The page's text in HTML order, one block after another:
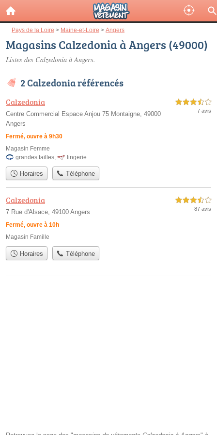
Pays de la Loire > Maine-et-Loire > Angers
Magasins Calzedonia à Angers (49000)
Listes des Calzedonia à Angers.
2 Calzedonia référencés
Calzedonia
Centre Commercial Espace Anjou 75 Montaigne, 49000
Angers
Fermé, ouvre à 9h30
3,5 étoiles sur 5
7 avis
Magasin Femme
grandes tailles, lingerie
Horaires Téléphone
Calzedonia
7 Rue d'Alsace, 49100 Angers
Fermé, ouvre à 10h
3,5 étoiles sur 5
87 avis
Magasin Famille
Horaires Téléphone